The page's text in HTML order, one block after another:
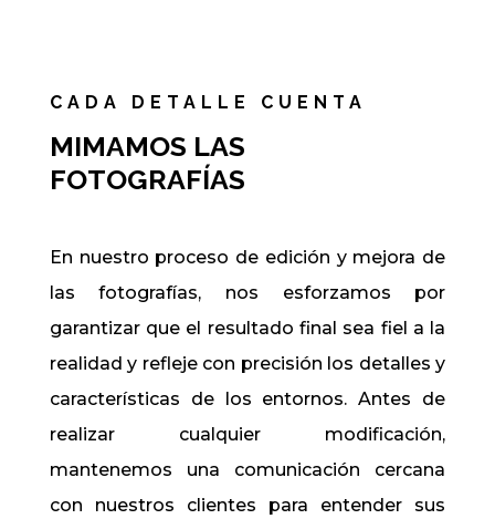
CADA DETALLE CUENTA
MIMAMOS LAS
FOTOGRAFÍAS
En nuestro proceso de edición y mejora de
las fotografías, nos esforzamos por
garantizar que el resultado final sea fiel a la
realidad y refleje con precisión los detalles y
características de los entornos. Antes de
realizar cualquier modificación,
mantenemos una comunicación cercana
con nuestros clientes para entender sus